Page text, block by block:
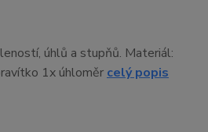
úhlů a stupňů. Materiál:
1x úhloměr celý popis